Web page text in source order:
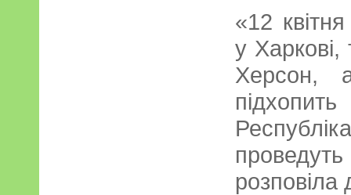
«12
у
Херсон,
розповіла